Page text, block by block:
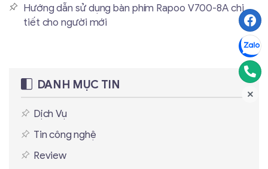
Hướng dẫn sử dụng bàn phím Rapoo V700-8A chi
tiết cho người mới
DANH MỤC TIN
Dịch Vụ
Tin công nghệ
Review